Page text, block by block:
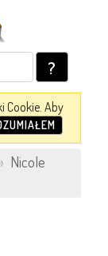
?
Cookie. Aby
Nicole